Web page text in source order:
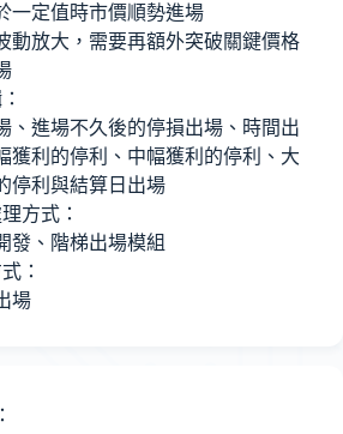
一定值時市價順勢進場
動放大，需要再額外突破關鍵價格
、進場不久後的停損出場、時間出
獲利的停利、中幅獲利的停利、大
停利與結算日出場
方式：
發、階梯出場模組
：
場